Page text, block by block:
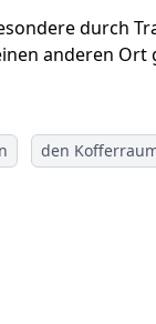
durch
anderen
den